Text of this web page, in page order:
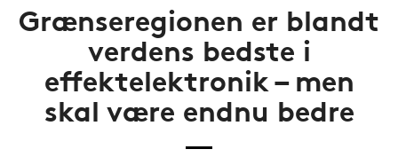
Grænseregionen er blandt
verdens bedste i
effektelektronik – men
skal være endnu bedre